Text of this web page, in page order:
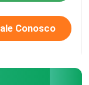
Conosco